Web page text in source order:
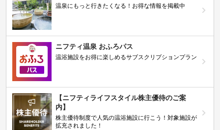
温泉にもっと行きたくなる！お得な情報を掲載中
ニフティ温泉 おふろパス
温浴施設をお得に楽しめるサブスクリプションプラン
【ニフティライフスタイル株主優待のご案
内】
株主優待制度で人気の温浴施設に行こう！対象施設が
拡充されました！